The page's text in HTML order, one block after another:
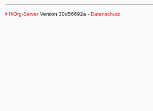
HiOrg-ServerVersion 30d56692a - Datenschutz